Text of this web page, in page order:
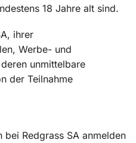
18 Jahre alt sind.
ihrer
Werbe- und
unmittelbare
der Teilnahme
bei Redgrass SA anmelden